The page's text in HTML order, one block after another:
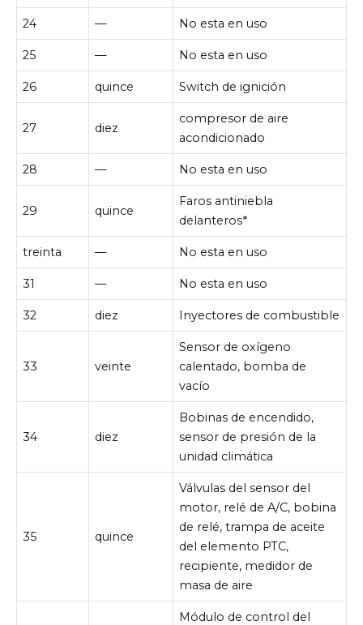
24 — No esta en uso
25 — No esta en uso
26 quince Switch de ignición
27 diez
compresor de aire
acondicionado
28 — No esta en uso
29 quince
Faros antiniebla
delanteros*
treinta — No esta en uso
31 — No esta en uso
32 diez Inyectores de combustible
33 veinte
Sensor de oxígeno
calentado, bomba de
vacío
34 diez
Bobinas de encendido,
sensor de presión de la
unidad climática
35 quince
Válvulas del sensor del
motor, relé de A/C, bobina
de relé, trampa de aceite
del elemento PTC,
recipiente, medidor de
masa de aire
Módulo de control del